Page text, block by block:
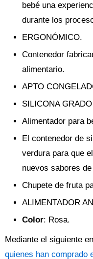
bebé una
durante los
ERGONÓMICO.
Contenedor
alimentario.
APTO
SILICONA
Alimentador para
El contenedor de
verdura para que
nuevos sabores
Chupete de fruta
ALIMENTADOR
Color: Rosa.
Mediante el siguiente
quienes han comprado